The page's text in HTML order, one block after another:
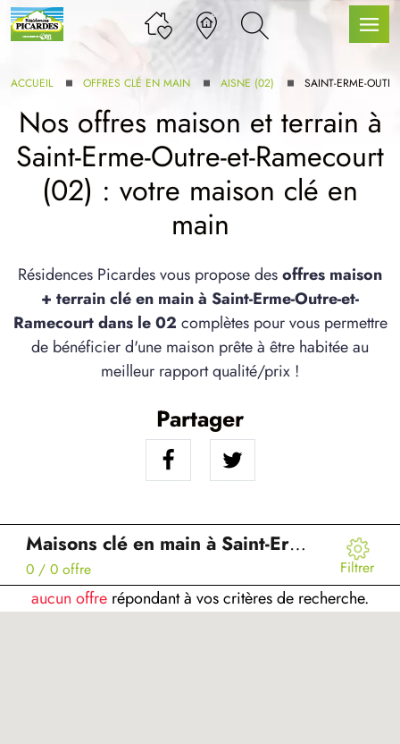
GAMME
ARTICLES
ACCUEIL OFFRES CLÉ EN MAIN AISNE (02) SAINT-ERME-
Nos offres maison et terrain à
Saint-Erme-Outre-et-Ramecourt
(02) : votre maison clé en
main
Résidences Picardes vous propose desoffres maison
+ terrain clé en main à Saint-Erme-Outre-et-
Ramecourt dans le 02 complètes pour vous permettre
de bénéficier d'une maison prête à être habitée au
meilleur rapport qualité/prix !
Partager
Maisons clé en main à Saint-Erme-Outre-et-Ramecourt (02)
0 / 0 offre Filtrer
aucun offre répondant à vos critères de recherche.